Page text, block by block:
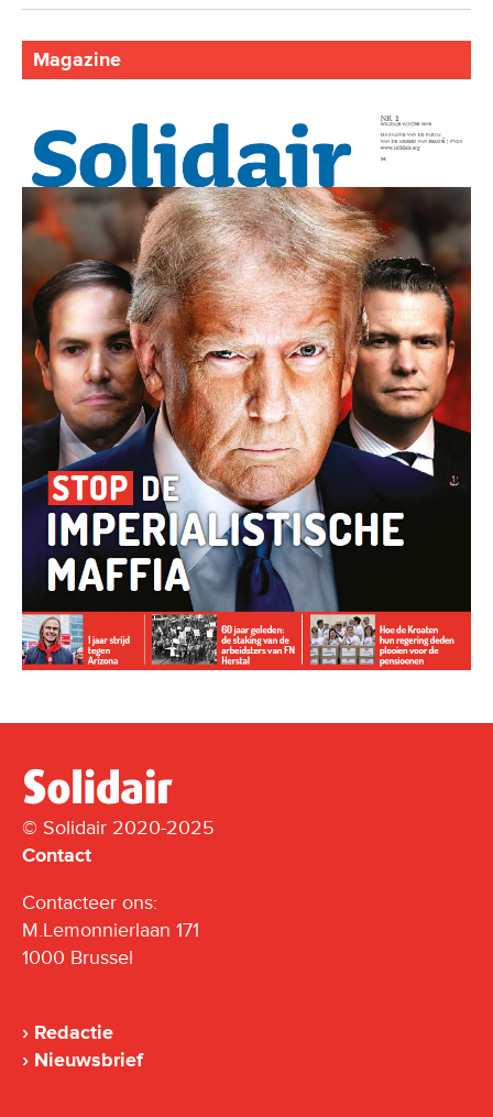
Magazine
© Solidair 2020-2025
Contact
Contacteer ons:
M.Lemonnierlaan 171
1000 Brussel
Redactie
Nieuwsbrief